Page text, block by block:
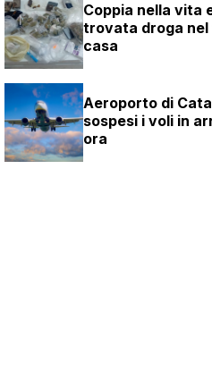
Coppia nella vita
trovata droga
casa
Aeroporto di
sospesi i voli in
ora